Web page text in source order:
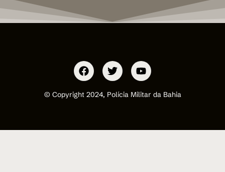
© Copyright 2024, Polícia Militar da Bahia